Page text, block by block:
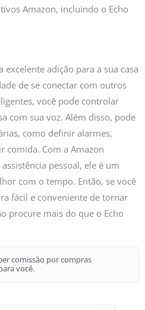
Amazon, incluindo o Echo
adição para a sua casa
de se conectar com outros
você pode controlar
com sua voz. Além disso, pode
como definir alarmes,
comida. Com a Amazon
pessoal, ele é um
com o tempo. Então, se você
fácil e conveniente de tornar
procure mais do que o Echo
comissão por compras
você.